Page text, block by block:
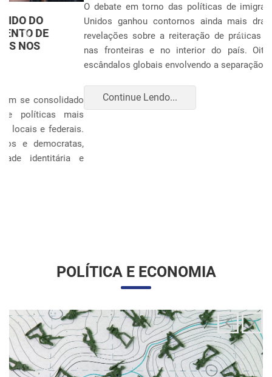
O debate em torno das políticas de imigração nos Estados
Unidos ganhou contornos ainda mais dramáticos com as
revelações sobre a reiteração de práticas punitivas severas
nas fronteiras e no interior do país. Oito anos após os
escândalos globais envolvendo a separação sistemática d...
Continue Lendo...
POLÍTICA E ECONOMIA